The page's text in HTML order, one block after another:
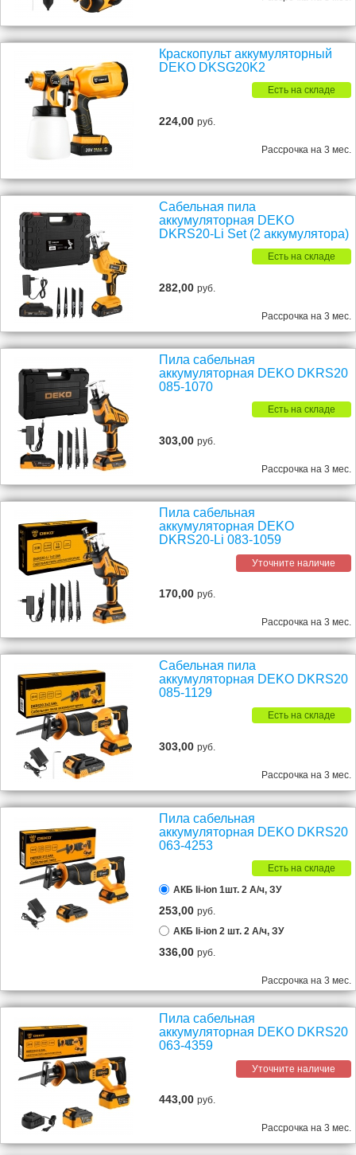
Краскопульт аккумуляторный
DEKO DKSG20K2
Есть на складе
224,00руб.
Рассрочка на 3 мес.
Сабельная пила
аккумуляторная DEKO
DKRS20-Li Set (2 аккумулятора)
Есть на складе
282,00руб.
Рассрочка на 3 мес.
Пила сабельная
аккумуляторная DEKO DKRS20
085-1070
Есть на складе
303,00руб.
Рассрочка на 3 мес.
Пила сабельная
аккумуляторная DEKO
DKRS20-Li 083-1059
Уточните наличие
170,00руб.
Рассрочка на 3 мес.
Сабельная пила
аккумуляторная DEKO DKRS20
085-1129
Есть на складе
303,00руб.
Рассрочка на 3 мес.
Пила сабельная
аккумуляторная DEKO DKRS20
063-4253
Есть на складе
АКБ li-ion 1шт. 2 А/ч, ЗУ
253,00руб.
АКБ li-ion 2 шт. 2 А/ч, ЗУ
336,00руб.
Рассрочка на 3 мес.
Пила сабельная
аккумуляторная DEKO DKRS20
063-4359
Уточните наличие
443,00руб.
Рассрочка на 3 мес.